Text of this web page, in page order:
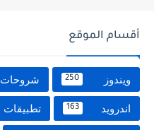
أقسام الموقع
ويندوز 250 شروحات
اندرويد 163 تطبيقات